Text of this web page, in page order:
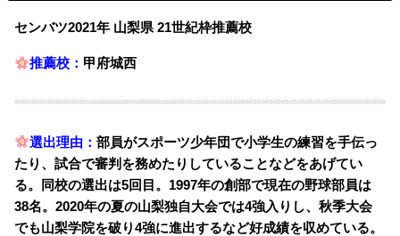
センバツ2021年 山梨県 21世紀枠推薦校
推薦校： 甲府城西
選出理由：部員がスポーツ少年団で小学生の練習を手伝っ
たり、試合で審判を務めたりしていることなどをあげてい
る。
同校の選出は5回目。 1997年の創部で現在の野球部員は
38名。2020年の夏の山梨独自大会では4強入りし、秋季大会
でも山梨学院を破り4強に進出するなど好成績を収めている。